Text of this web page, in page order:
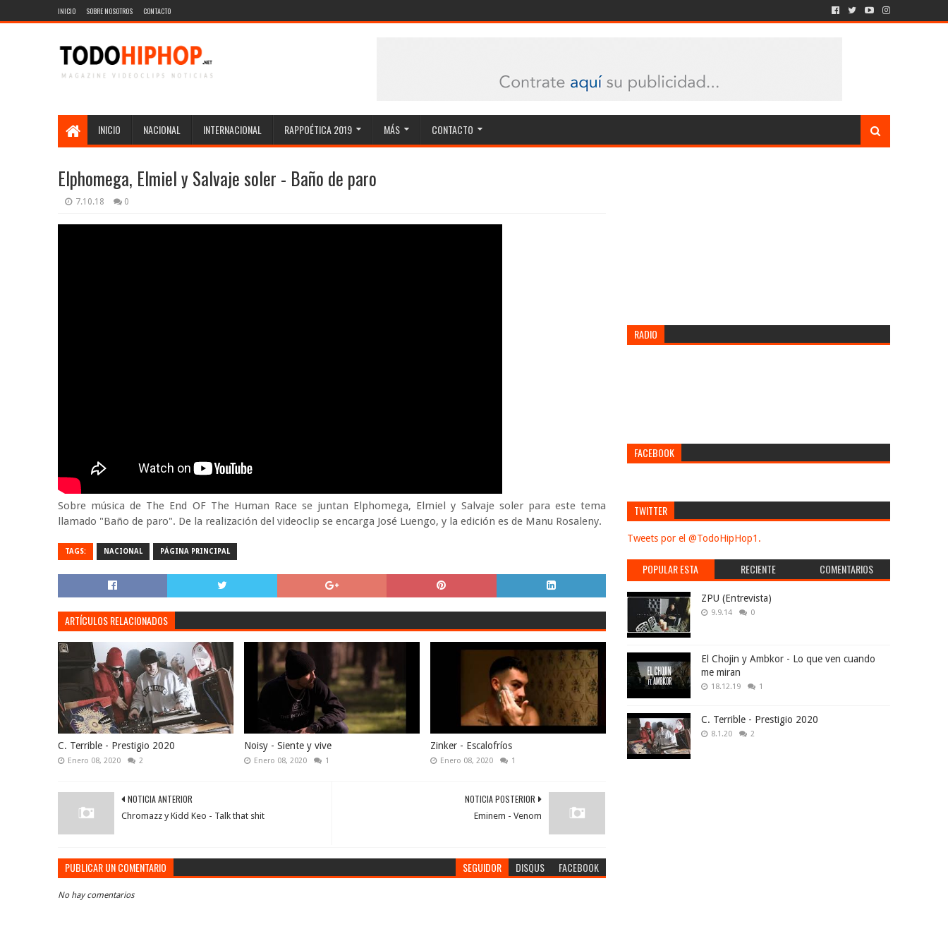
INICIO SOBRE NOSOTROS CONTACTO
INICIO NACIONAL INTERNACIONAL RAPPOÉTICA 2019 MÁS CONTACTO
Elphomega, Elmiel y Salvaje soler - Baño de paro
7.10.18 0
Sobre música de The End OF The Human Race se juntan Elphomega, Elmiel y Salvaje soler para este tema
llamado "Baño de paro". De la realización del videoclip se encarga José Luengo, y la edición es de Manu Rosaleny.
TAGS: NACIONAL PÁGINA PRINCIPAL
ARTÍCULOS RELACIONADOS
C. Terrible - Prestigio 2020
Enero 08, 2020 2
Noisy - Siente y vive
Enero 08, 2020 1
Zinker - Escalofríos
Enero 08, 2020 1
NOTICIA POSTERIOR
Eminem - Venom
NOTICIA ANTERIOR
Chromazz y Kidd Keo - Talk that shit
PUBLICAR UN COMENTARIO SEGUIDOR DISQUS FACEBOOK
No hay comentarios
RADIO
FACEBOOK
TWITTER
Tweets por el @TodoHipHop1.
POPULAR ESTA
SEMANA
RECIENTE COMENTARIOS
ZPU (Entrevista)
9.9.14 0
El Chojin y Ambkor - Lo que ven cuando
me miran
18.12.19 1
C. Terrible - Prestigio 2020
8.1.20 2